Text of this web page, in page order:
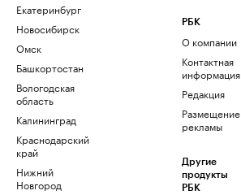
Екатеринбург
Новосибирск
Омск
Башкортостан
Вологодская
область
Калининград
Краснодарский
край
Нижний
Новгород
РБК
О компании
Контактная
информация
Редакция
Размещение
рекламы
Другие
продукты
РБК